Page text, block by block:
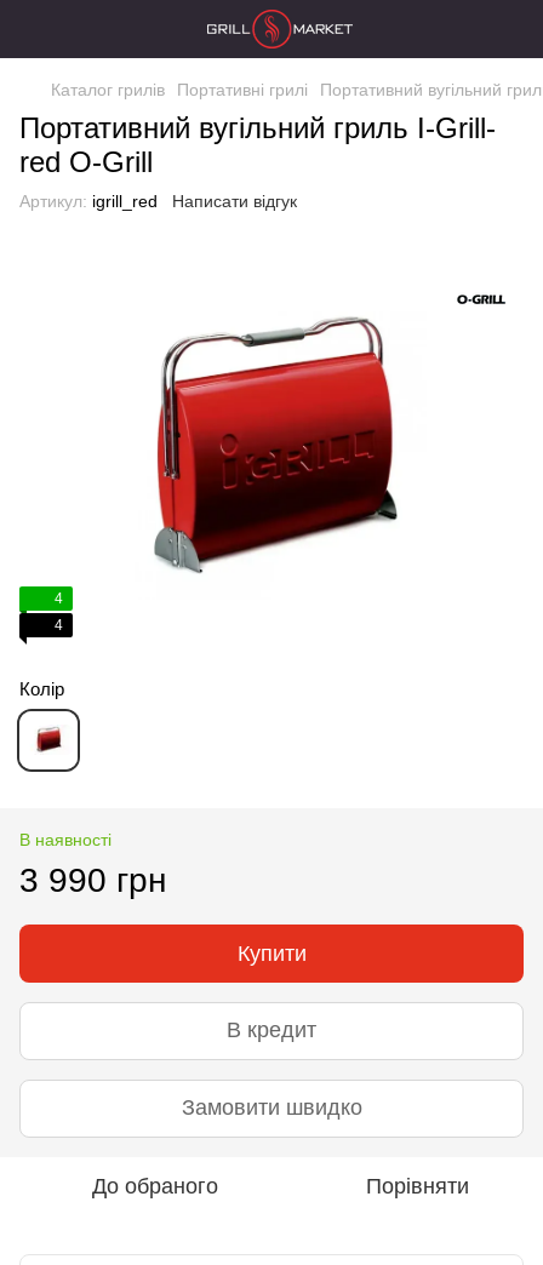
Каталог грилів Портативні грилі Портативний вугільний
Портативний вугільний гриль I-Grill-
red O-Grill
Артикул: igrill_red Написати відгук
4
4
Колір
В наявності
3 990 грн
Купити
В кредит
Замовити швидко
До обраного Порівняти